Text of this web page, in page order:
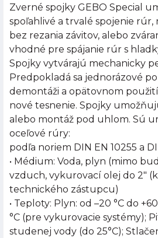
Zverné spojky GEBO Special
spoľahlivé a trvalé spojenie
bez rezania závitov, alebo
vhodné pre spájanie rúr s
Spojky vytvárajú mechanicky
Predpokladá sa jednorázové
demontáži a opätovnom
nové tesnenie. Spojky
alebo montáž pod uhlom. Sú
oceľové rúry:
podľa noriem DIN EN 10255 a
• Médium: Voda, plyn (mimo
vzduch, vykurovací olej do 2"
technického zástupcu)
• Teploty: Plyn: od –20 °C do
°C (pre vykurovacie systémy);
studenej vody (do 25°C);